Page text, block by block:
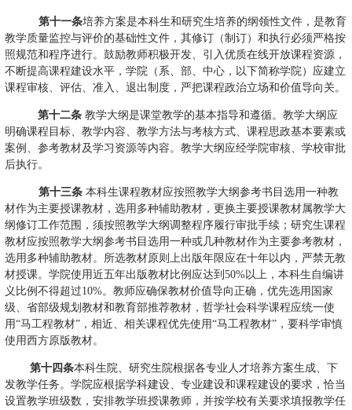
第十一条培养方案是本科生和研究生培养的纲领性文件，是教育
教学质量监控与评价的基础性文件，其修订（制订）和执行必须严格按
照规范和程序进行。鼓励教师积极开发、引入优质在线开放课程资源，
不断提高课程建设水平，学院 （系、部、中心，以下简称学院） 应建立
课程审核、评估、准入、退出制度，严把课程政治立场和价值导向关。
第十二条 教学大纲是课堂教学的基本指导和遵循。教学大纲应
明确课程目标、教学内容、教学方法与考核方式、课程思政基本要素或
案例、参考教材及学习资源等内容。教学大纲应经学院审核、学校审批
后执行。
第十三条 本科生课程教材应按照教学大纲参考书目选用一种教
材作为主要授课教材，选用多种辅助教材，更换主要授课教材属教学大
纲修订工作范围，须按照教学大纲调整程序履行审批手续；研究生课程
教材应按照教学大纲参考书目选用一种或几种教材作为主要参考教材，
选用多种辅助教材。所选教材原则上出版年限应在十年以内，严禁无教
材授课。学院使用近五年出版教材比例应达到 50%以上，本科生自编讲
义比例不得超过10%。教师应确保教材价值导向正确，优先选用国家
级、省部级规划教材和教育部推荐教材，哲学社会科学课程应统一使
用“马工程教材”，相近、相关课程优先使用“马工程教材”，要科学审慎
使用西方原版教材。
第十四条本科生院、研究生院根据各专业人才培养方案生成、下
发教学任务。学院应根据学科建设、专业建设和课程建设的要求，恰当
设置教学班级数，安排教学班授课教师，并按学校有关要求填报教学任